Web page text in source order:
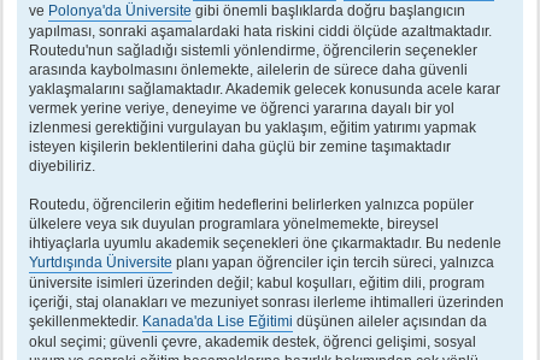
ve Polonya'da Üniversite gibi önemli başlıklarda doğru başlangıcın
yapılması, sonraki aşamalardaki hata riskini ciddi ölçüde azaltmaktadır.
Routedu'nun sağladığı sistemli yönlendirme, öğrencilerin seçenekler
arasında kaybolmasını önlemekte, ailelerin de sürece daha güvenli
yaklaşmalarını sağlamaktadır. Akademik gelecek konusunda acele karar
vermek yerine veriye, deneyime ve öğrenci yararına dayalı bir yol
izlenmesi gerektiğini vurgulayan bu yaklaşım, eğitim yatırımı yapmak
isteyen kişilerin beklentilerini daha güçlü bir zemine taşımaktadır
diyebiliriz.
Routedu, öğrencilerin eğitim hedeflerini belirlerken yalnızca popüler
ülkelere veya sık duyulan programlara yönelmemekte, bireysel
ihtiyaçlarla uyumlu akademik seçenekleri öne çıkarmaktadır. Bu nedenle
Yurtdışında Üniversite planı yapan öğrenciler için tercih süreci, yalnızca
üniversite isimleri üzerinden değil; kabul koşulları, eğitim dili, program
içeriği, staj olanakları ve mezuniyet sonrası ilerleme ihtimalleri üzerinden
şekillenmektedir. Kanada'da Lise Eğitimi düşünen aileler açısından da
okul seçimi; güvenli çevre, akademik destek, öğrenci gelişimi, sosyal